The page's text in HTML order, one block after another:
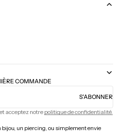
COMMANDE
S'ABONNER
acceptez notre politique de confidentialité.
un piercing, ou simplement envie